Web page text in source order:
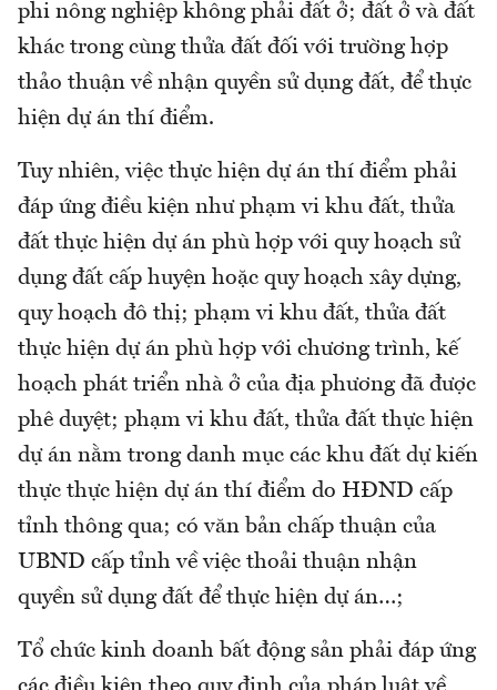
phi nông nghiệp không phải đất ở; đất ở và đất
khác trong cùng thửa đất đối với trường hợp
thảo thuận về nhận quyền sử dụng đất, để thực
hiện dự án thí điểm.
Tuy nhiên, việc thực hiện dự án thí điểm phải
đáp ứng điều kiện như phạm vi khu đất, thửa
đất thực hiện dự án phù hợp với quy hoạch sử
dụng đất cấp huyện hoặc quy hoạch xây dựng,
quy hoạch đô thị; phạm vi khu đất, thửa đất
thực hiện dự án phù hợp với chương trình, kế
hoạch phát triển nhà ở của địa phương đã được
phê duyệt; phạm vi khu đất, thửa đất thực hiện
dự án nằm trong danh mục các khu đất dự kiến
thực thực hiện dự án thí điểm do HĐND cấp
tỉnh thông qua; có văn bản chấp thuận của
UBND cấp tỉnh về việc thoải thuận nhận
quyền sử dụng đất để thực hiện dự án…;
Tổ chức kinh doanh bất động sản phải đáp ứng